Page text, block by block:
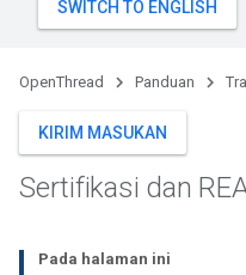
OpenThread Panduan
KIRIM MASUKAN
Sertifikasi dan
Pada halaman ini